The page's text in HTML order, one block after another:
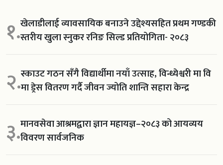
१.खेलाडीलाई व्यावसायिक बनाउने उद्देश्यसहित प्रथम गण्डकी
स्तरीय खुला स्नुकर रनिङ सिल्ड प्रतियोगिता- २०८३
२.स्काउट गठन सँगै विद्यार्थीमा नयाँ उत्साह, विन्ध्येश्वरी मा वि
मा ड्रेस वितरण गर्दै जीवन ज्योति शान्ति सहारा केन्द्र
३.मानवसेवा आश्रमद्वारा ज्ञान महायज्ञ–२०८३ को आयव्यय
विवरण सार्वजनिक